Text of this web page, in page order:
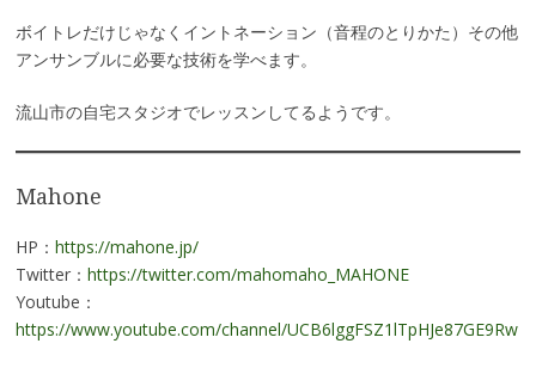
ボイトレだけじゃなくイントネーション（音程のとりかた）その他
アンサンブルに必要な技術を学べます。
流山市の自宅スタジオでレッスンしてるようです。
Mahone
HP： https://mahone.jp/
Twitter： https://twitter.com/mahomaho_MAHONE
Youtube：
https://www.youtube.com/channel/UCB6lggFSZ1lTpHJe87GE9Rw